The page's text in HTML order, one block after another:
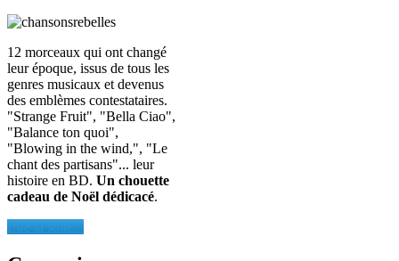
12 morceaux qui ont changé
leur époque, issus de tous les
genres musicaux et devenus
des emblèmes contestataires.
"Strange Fruit", "Bella Ciao",
"Balance ton quoi",
"Blowing in the wind,", "Le
chant des partisans"... leur
histoire en BD. Un chouette
cadeau de Noël dédicacé.
Lire la suite...